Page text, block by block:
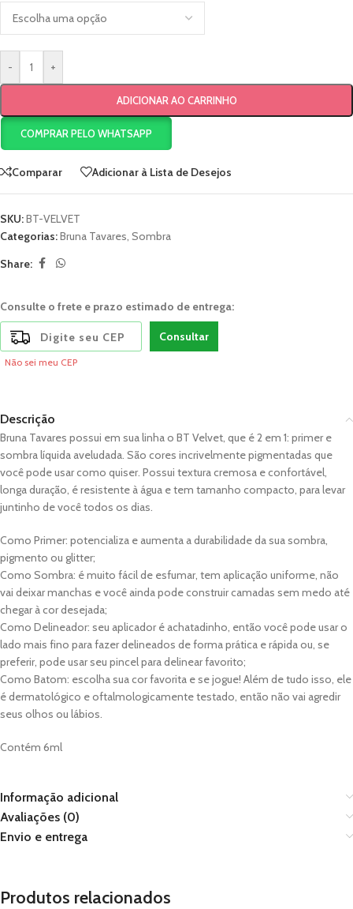
- +
ADICIONAR AO CARRINHO
COMPRAR PELO WHATSAPP
Comparar Adicionar à Lista de Desejos
SKU:BT-VELVET
Categorias:Bruna Tavares, Sombra
Share:
Consulte o frete e prazo estimado de entrega:
Consultar
Não sei meu CEP
Descrição
Bruna Tavares possui em sua linha o BT Velvet, que é 2 em 1: primer e
sombra líquida aveludada. São cores incrivelmente pigmentadas que
você pode usar como quiser. Possui textura cremosa e confortável,
longa duração, é resistente à água e tem tamanho compacto, para levar
juntinho de você todos os dias.
Como Primer: potencializa e aumenta a durabilidade da sua sombra,
pigmento ou glitter;
Como Sombra: é muito fácil de esfumar, tem aplicação uniforme, não
vai deixar manchas e você ainda pode construir camadas sem medo até
chegar à cor desejada;
Como Delineador: seu aplicador é achatadinho, então você pode usar o
lado mais fino para fazer delineados de forma prática e rápida ou, se
preferir, pode usar seu pincel para delinear favorito;
Como Batom: escolha sua cor favorita e se jogue! Além de tudo isso, ele
é dermatológico e oftalmologicamente testado, então não vai agredir
seus olhos ou lábios.
Contém 6ml
Informação adicional
Avaliações (0)
Envio e entrega
Produtos relacionados